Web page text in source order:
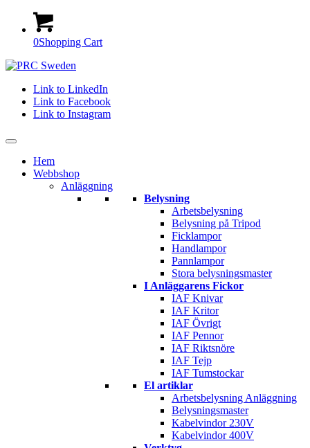
0Shopping Cart
Link to LinkedIn
Link to Facebook
Link to Instagram
Hem
Webbshop
Anläggning
Belysning
Arbetsbelysning
Belysning på Tripod
Ficklampor
Handlampor
Pannlampor
Stora belysningsmaster
I Anläggarens Fickor
IAF Knivar
IAF Kritor
IAF Övrigt
IAF Pennor
IAF Riktsnöre
IAF Tejp
IAF Tumstockar
El artiklar
Arbetsbelysning Anläggning
Belysningsmaster
Kabelvindor 230V
Kabelvindor 400V